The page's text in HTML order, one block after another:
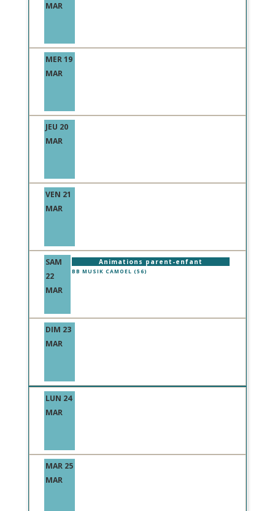
MAR
MER 19
MAR
JEU 20
MAR
VEN 21
MAR
SAM
22
MAR
Animations parent-enfant
BB MUSIK CAMOEL (56)
DIM 23
MAR
LUN 24
MAR
MAR 25
MAR